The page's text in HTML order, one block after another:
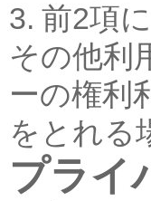
3. 前2項
その他利
ーの権利
をとれる
プライ